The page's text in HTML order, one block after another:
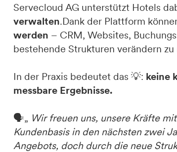
Servecloud AG unterstützt Hotels
verwalten.Dank der Plattform
werden – CRM, Websites,
bestehende Strukturen verändern zu
In der Praxis bedeutet das 💡: keine
messbare Ergebnisse.
🗣️„ Wir freuen uns, unsere Kräfte
Kundenbasis in den nächsten zwei
Angebots, doch durch die neue